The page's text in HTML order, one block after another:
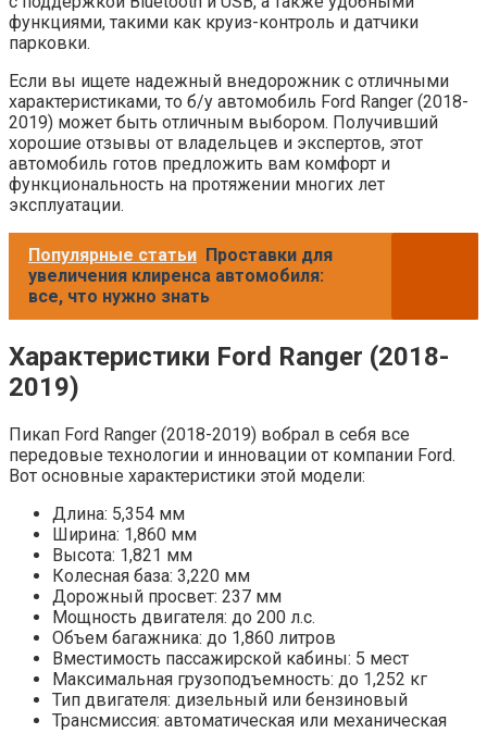
функциями, такими как круиз-контроль и датчики
парковки.
Если вы ищете надежный внедорожник с отличными
характеристиками, то б/у автомобиль Ford Ranger (2018-
2019) может быть отличным выбором. Получивший
хорошие отзывы от владельцев и экспертов, этот
автомобиль готов предложить вам комфорт и
функциональность на протяжении многих лет
эксплуатации.
Популярные статьи Проставки для
увеличения клиренса автомобиля:
все, что нужно знать
Характеристики Ford Ranger (2018-
2019)
Пикап Ford Ranger (2018-2019) вобрал в себя все
передовые технологии и инновации от компании Ford.
Вот основные характеристики этой модели:
Длина: 5,354 мм
Ширина: 1,860 мм
Высота: 1,821 мм
Колесная база: 3,220 мм
Дорожный просвет: 237 мм
Мощность двигателя: до 200 л.с.
Объем багажника: до 1,860 литров
Вместимость пассажирской кабины: 5 мест
Максимальная грузоподъемность: до 1,252 кг
Тип двигателя: дизельный или бензиновый
Трансмиссия: автоматическая или механическая